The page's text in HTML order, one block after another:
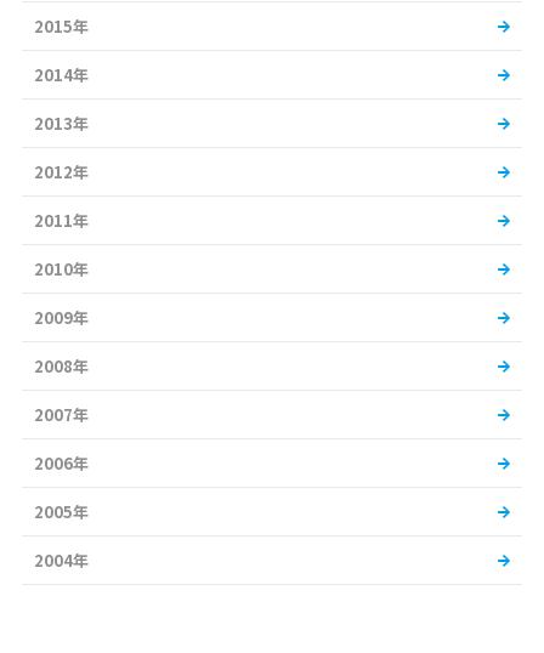
2015年
2014年
2013年
2012年
2011年
2010年
2009年
2008年
2007年
2006年
2005年
2004年